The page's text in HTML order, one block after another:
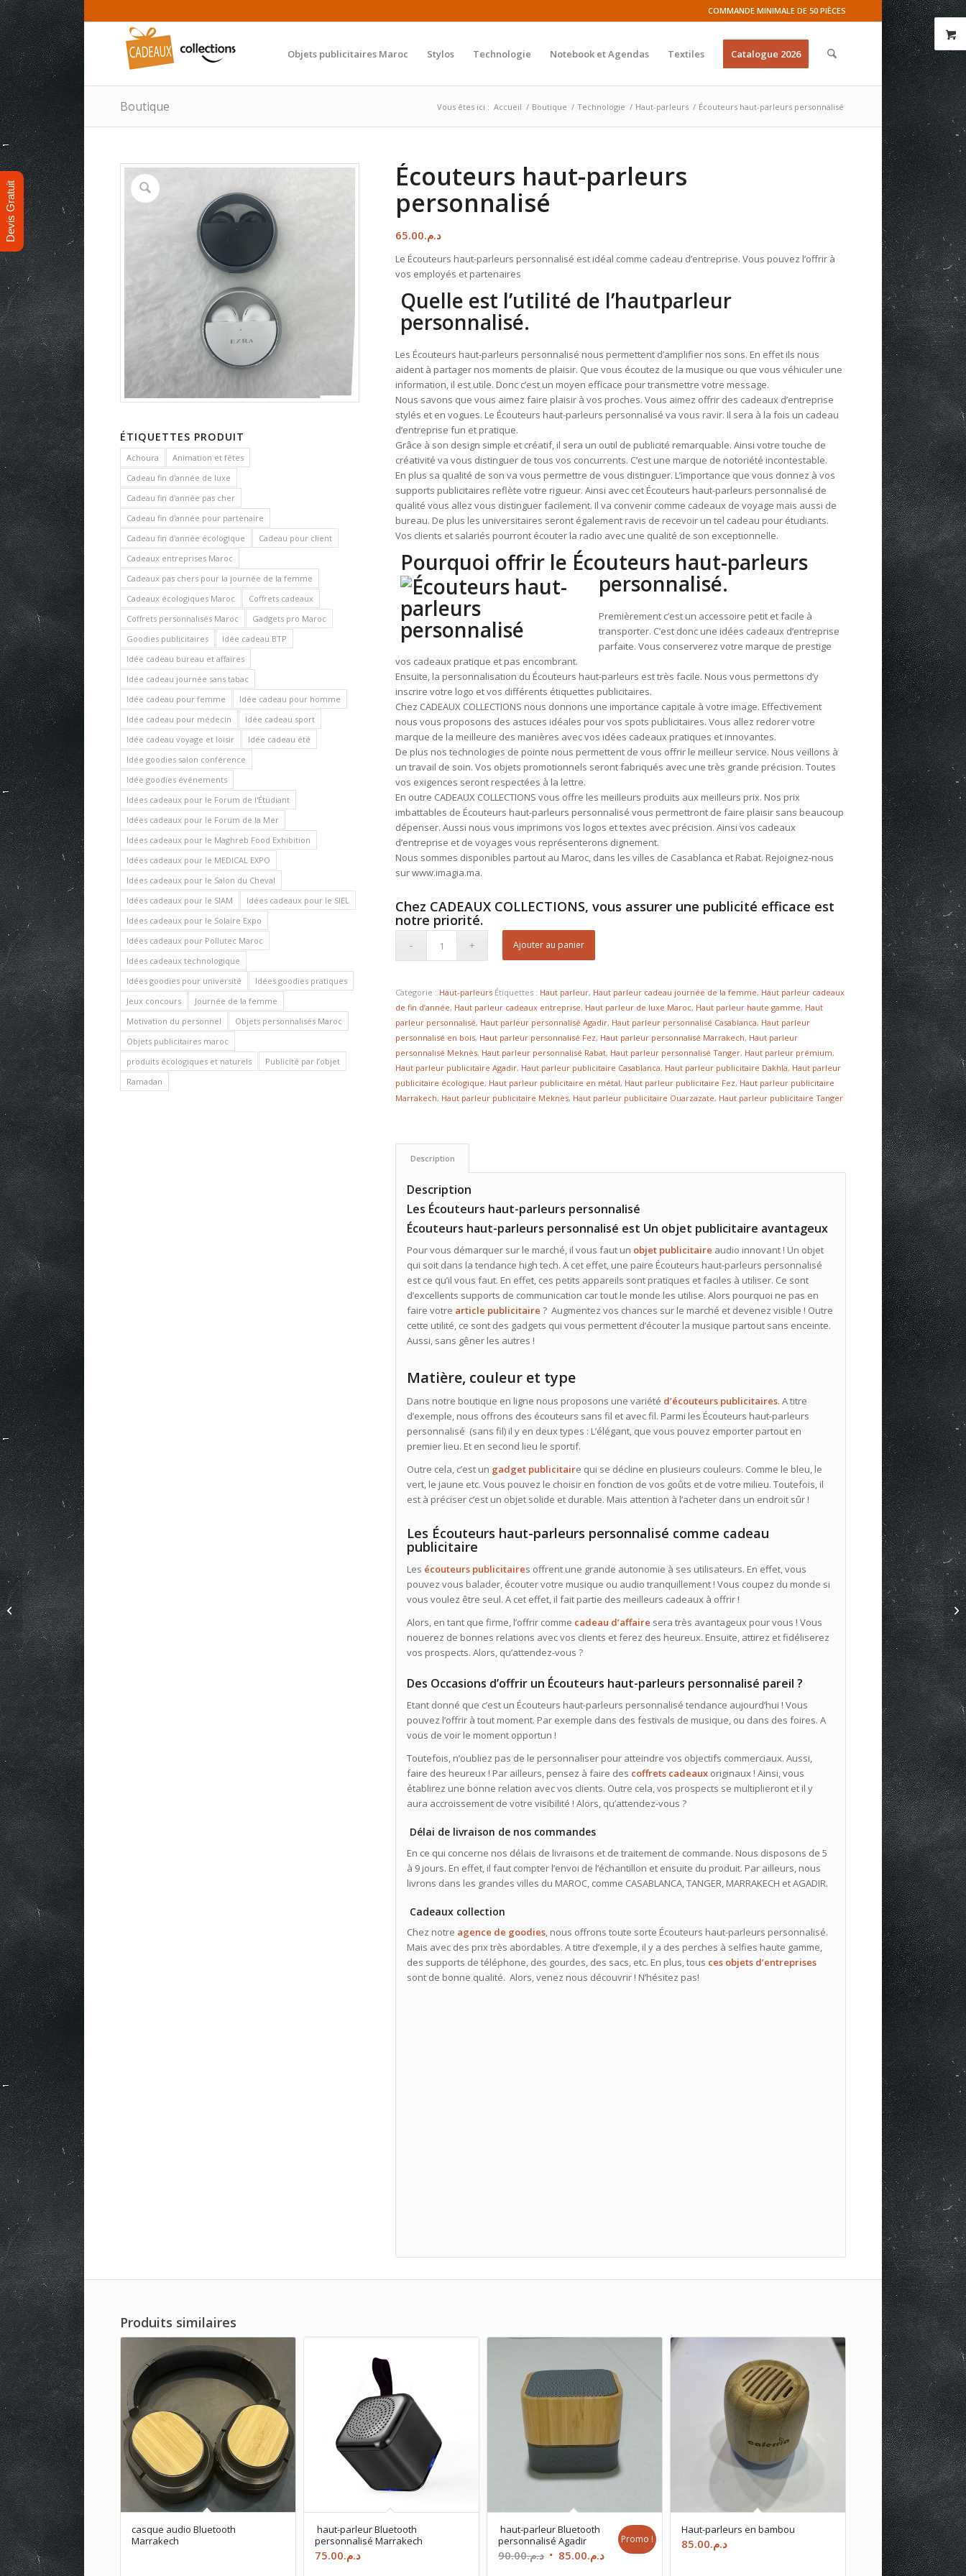
COMMANDE MINIMALE DE 50 PIÈCES
Objets publicitaires Maroc Stylos Technologie Notebook et Agendas Textiles Catalogue 2026
Boutique Vous êtes ici : Accueil / Boutique / Technologie / Haut-parleurs / Écouteurs haut-parleurs personnalisé
ÉTIQUETTES PRODUIT
Achoura
Animation et fêtes
Cadeau fin d'année de luxe
Cadeau fin d'année pas cher
Cadeau fin d'année pour partenaire
Cadeau fin d'année écologique
Cadeau pour client
Cadeaux entreprises Maroc
Cadeaux pas chers pour la journée de la femme
Cadeaux écologiques Maroc
Coffrets cadeaux
Coffrets personnalisés Maroc
Gadgets pro Maroc
Goodies publicitaires
Idée cadeau BTP
Idée cadeau bureau et affaires
Idée cadeau journée sans tabac
Idée cadeau pour femme
Idée cadeau pour homme
Idée cadeau pour médecin
Idée cadeau sport
Idée cadeau voyage et loisir
Idée cadeau été
Idée goodies salon conférence
Idée goodies événements
Idées cadeaux pour le Forum de l'Étudiant
Idées cadeaux pour le Forum de la Mer
Idées cadeaux pour le Maghreb Food Exhibition
Idées cadeaux pour le MEDICAL EXPO
Idées cadeaux pour le Salon du Cheval
Idées cadeaux pour le SIAM
Idées cadeaux pour le SIEL
Idées cadeaux pour le Solaire Expo
Idées cadeaux pour Pollutec Maroc
Idées cadeaux technologique
Idées goodies pour université
Idées goodies pratiques
Jeux concours
Journée de la femme
Motivation du personnel
Objets personnalisés Maroc
Objets publicitaires maroc
produits écologiques et naturels
Publicité par l’objet
Ramadan
Écouteurs haut-parleurs
personnalisé
د.م.65.00
Le Écouteurs haut-parleurs personnalisé est idéal comme cadeau d’entreprise. Vous pouvez l’offrir à
vos employés et partenaires
Quelle est l’utilité de l’hautparleur
personnalisé.
Les Écouteurs haut-parleurs personnalisé nous permettent d’amplifier nos sons. En effet ils nous
aident à partager nos moments de plaisir. Que vous écoutez de la musique ou que vous véhiculer une
information, il est utile. Donc c’est un moyen efficace pour transmettre votre message.
Nous savons que vous aimez faire plaisir à vos proches. Vous aimez offrir des cadeaux d’entreprise
stylés et en vogues. Le Écouteurs haut-parleurs personnalisé va vous ravir. Il sera à la fois un cadeau
d’entreprise fun et pratique.
Grâce à son design simple et créatif, il sera un outil de publicité remarquable. Ainsi votre touche de
créativité va vous distinguer de tous vos concurrents. C’est une marque de notoriété incontestable.
En plus sa qualité de son va vous permettre de vous distinguer. L’importance que vous donnez à vos
supports publicitaires reflète votre rigueur. Ainsi avec cet Écouteurs haut-parleurs personnalisé de
qualité vous allez vous distinguer facilement. Il va convenir comme cadeaux de voyage mais aussi de
bureau. De plus les universitaires seront également ravis de recevoir un tel cadeau pour étudiants.
Vos clients et salariés pourront écouter la radio avec une qualité de son exceptionnelle.
Pourquoi offrir le Écouteurs haut-parleurs
personnalisé.
Premièrement c’est un accessoire petit et facile à
transporter. C’est donc une idées cadeaux d’entreprise
parfaite. Vous conserverez votre marque de prestige
vos cadeaux pratique et pas encombrant.
Ensuite, la personnalisation du Écouteurs haut-parleurs est très facile. Nous vous permettons d’y
inscrire votre logo et vos différents étiquettes publicitaires.
Chez CADEAUX COLLECTIONS nous donnons une importance capitale à votre image. Effectivement
nous vous proposons des astuces idéales pour vos spots publicitaires. Vous allez redorer votre
marque de la meilleure des manières avec vos idées cadeaux pratiques et innovantes.
De plus nos technologies de pointe nous permettent de vous offrir le meilleur service. Nous veillons à
un travail de soin. Vos objets promotionnels seront fabriqués avec une très grande précision. Toutes
vos exigences seront respectées à la lettre.
En outre CADEAUX COLLECTIONS vous offre les meilleurs produits aux meilleurs prix. Nos prix
imbattables de Écouteurs haut-parleurs personnalisé vous permettront de faire plaisir sans beaucoup
dépenser. Aussi nous vous imprimons vos logos et textes avec précision. Ainsi vos cadeaux
d’entreprise et de voyages vous représenterons dignement.
Nous sommes disponibles partout au Maroc, dans les villes de Casablanca et Rabat. Rejoignez-nous
sur www.imagia.ma.
Chez CADEAUX COLLECTIONS, vous assurer une publicité efficace est
notre priorité.
Ajouter au panier
Catégorie : Haut-parleurs Étiquettes : Haut parleur, Haut parleur cadeau journée de la femme, Haut parleur cadeaux
de fin d’année, Haut parleur cadeaux entreprise, Haut parleur de luxe Maroc, Haut parleur haute gamme, Haut
parleur personnalisé, Haut parleur personnalisé Agadir, Haut parleur personnalisé Casablanca, Haut parleur
personnalisé en bois, Haut parleur personnalisé Fez, Haut parleur personnalisé Marrakech, Haut parleur
personnalisé Meknès, Haut parleur personnalisé Rabat, Haut parleur personnalisé Tanger, Haut parleur prémium,
Haut parleur publicitaire Agadir, Haut parleur publicitaire Casablanca, Haut parleur publicitaire Dakhla, Haut parleur
publicitaire écologique, Haut parleur publicitaire en métal, Haut parleur publicitaire Fez, Haut parleur publicitaire
Marrakech, Haut parleur publicitaire Meknès, Haut parleur publicitaire Ouarzazate, Haut parleur publicitaire Tanger
Description
Description
Les Écouteurs haut-parleurs personnalisé
Écouteurs haut-parleurs personnalisé est Un objet publicitaire avantageux
Pour vous démarquer sur le marché, il vous faut un objet publicitaire audio innovant ! Un objet
qui soit dans la tendance high tech. A cet effet, une paire Écouteurs haut-parleurs personnalisé
est ce qu’il vous faut. En effet, ces petits appareils sont pratiques et faciles à utiliser. Ce sont
d’excellents supports de communication car tout le monde les utilise. Alors pourquoi ne pas en
faire votre article publicitaire ? Augmentez vos chances sur le marché et devenez visible ! Outre
cette utilité, ce sont des gadgets qui vous permettent d’écouter la musique partout sans enceinte.
Aussi, sans gêner les autres !
Matière, couleur et type
Dans notre boutique en ligne nous proposons une variété d’écouteurs publicitaires. A titre
d’exemple, nous offrons des écouteurs sans fil et avec fil. Parmi les Écouteurs haut-parleurs
personnalisé (sans fil) il y en deux types : L’élégant, que vous pouvez emporter partout en
premier lieu. Et en second lieu le sportif.
Outre cela, c’est un gadget publicitaire qui se décline en plusieurs couleurs. Comme le bleu, le
vert, le jaune etc. Vous pouvez le choisir en fonction de vos goûts et de votre milieu. Toutefois, il
est à préciser c’est un objet solide et durable. Mais attention à l’acheter dans un endroit sûr !
Les Écouteurs haut-parleurs personnalisé comme cadeau
publicitaire
Les écouteurs publicitaires offrent une grande autonomie à ses utilisateurs. En effet, vous
pouvez vous balader, écouter votre musique ou audio tranquillement ! Vous coupez du monde si
vous voulez être seul. A cet effet, il fait partie des meilleurs cadeaux à offrir !
Alors, en tant que firme, l’offrir comme cadeau d’affaire sera très avantageux pour vous ! Vous
nouerez de bonnes relations avec vos clients et ferez des heureux. Ensuite, attirez et fidéliserez
vos prospects. Alors, qu’attendez-vous ?
Des Occasions d’offrir un Écouteurs haut-parleurs personnalisé pareil ?
Etant donné que c’est un Écouteurs haut-parleurs personnalisé tendance aujourd’hui ! Vous
pouvez l’offrir à tout moment. Par exemple dans des festivals de musique, ou dans des foires. A
vous de voir le moment opportun !
Toutefois, n’oubliez pas de le personnaliser pour atteindre vos objectifs commerciaux. Aussi,
faire des heureux ! Par ailleurs, pensez à faire des coffrets cadeaux originaux ! Ainsi, vous
établirez une bonne relation avec vos clients. Outre cela, vos prospects se multiplieront et il y
aura accroissement de votre visibilité ! Alors, qu’attendez-vous ?
Délai de livraison de nos commandes
En ce qui concerne nos délais de livraisons et de traitement de commande. Nous disposons de 5
à 9 jours. En effet, il faut compter l’envoi de l’échantillon et ensuite du produit. Par ailleurs, nous
livrons dans les grandes villes du MAROC, comme CASABLANCA, TANGER, MARRAKECH et AGADIR.
Cadeaux collection
Chez notre agence de goodies nous offrons toute sorte Écouteurs haut-parleurs personnalisé.
Mais avec des prix très abordables. A titre d’exemple, il y a des perches à selfies haute gamme,
des supports de téléphone, des gourdes, des sacs, etc. En plus, tous ces objets d’entreprises
sont de bonne qualité. Alors, venez nous découvrir ! N’hésitez pas!
Produits similaires
casque audio Bluetooth
Marrakech
haut-parleur Bluetooth
personnalisé Marrakech
د.م.75.00
haut-parleur Bluetooth
personnalisé Agadir
د.م.90.00
Le
د.م.85.00
Le
Promo !
Haut-parleurs en bambou
د.م.85.00
Haut-parleurs en
bambou
Devis Gratuit